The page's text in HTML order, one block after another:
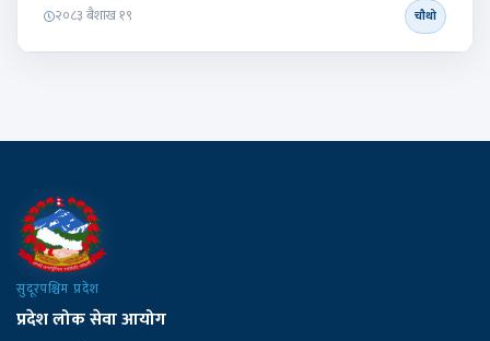
२०८३ बैशाख १९ चौथो
सुदूरपश्चिम प्रदेश
प्रदेश लोक सेवा आयोग